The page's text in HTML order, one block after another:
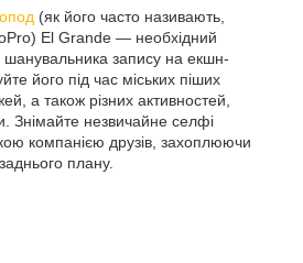
(як його часто називають,
El Grande — необхідний
шанувальника запису на екшн-
його під час міських піших
а також різних активностей,
Знімайте незвичайне селфі
компанією друзів, захоплюючи
плану.